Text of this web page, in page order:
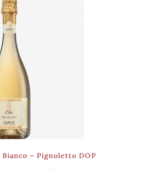
Bianco – Pignoletto DOP